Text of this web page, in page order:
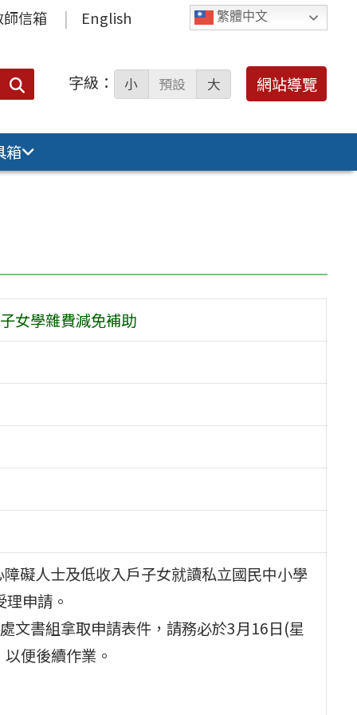
繁體中文
師信箱 English
搜
字級： 小 預設 大 網站導覽
箱
女學雜費減免補助
礙人士及低收入戶子女就讀私立國民中小學
申請。
文書組拿取申請表件，請務必於3月16日(星
便後續作業。